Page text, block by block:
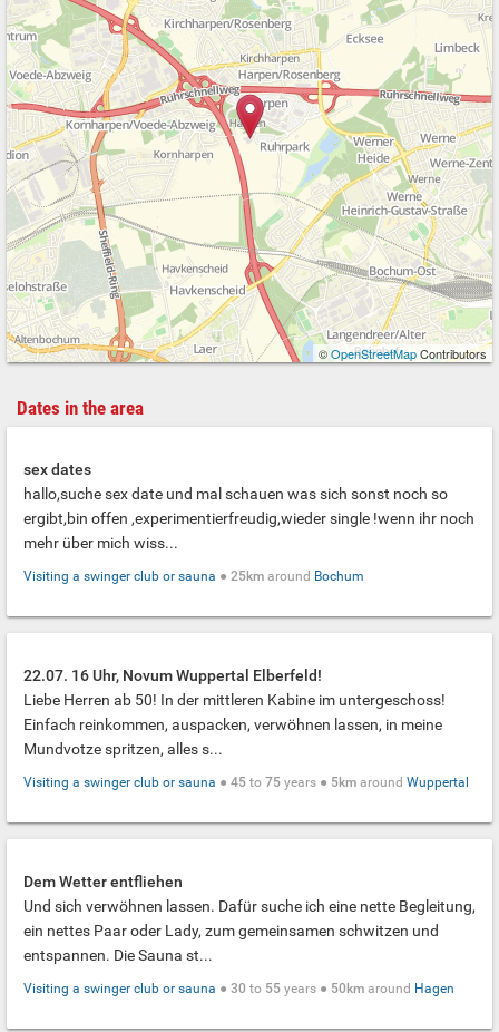
©OpenStreetMapContributors
Dates in the area
sex dates
hallo,suche sex date und mal schauen was sich sonst noch so
ergibt,bin offen ,experimentierfreudig,wieder single !wenn ihr noch
mehr über mich wiss...
Visiting a swinger club or sauna ● 25km around Bochum
22.07. 16 Uhr, Novum Wuppertal Elberfeld!
Liebe Herren ab 50! In der mittleren Kabine im untergeschoss!
Einfach reinkommen, auspacken, verwöhnen lassen, in meine
Mundvotze spritzen, alles s...
Visiting a swinger club or sauna ● 45 to 75 years ● 5km around Wuppertal
Dem Wetter entfliehen
Und sich verwöhnen lassen. Dafür suche ich eine nette Begleitung,
ein nettes Paar oder Lady, zum gemeinsamen schwitzen und
entspannen. Die Sauna st...
Visiting a swinger club or sauna ● 30 to 55 years ● 50km around Hagen